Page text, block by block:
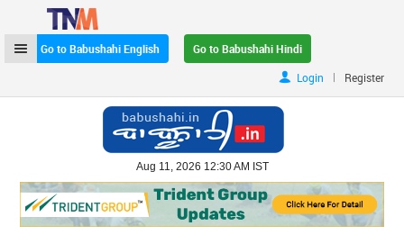
Go to Babushahi English
Go to Babushahi Hindi
Login
| Register
Aug 11, 2026 12:30 AM IST